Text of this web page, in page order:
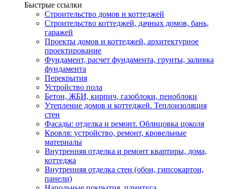
Быстрые ссылки
Строительство домов и коттеджей
Строительство коттеджей, дачных домов, бань,
гаражей
Проекты домов и коттеджей, архитектурное
проектирование
Фундамент, расчет фундамента, грунты, заливка
фундамента
Перекрытия
Устройство пола
Бетон, ЖБИ, кирпич, газоблоки, пеноблоки
Утепление домов и коттеджей. Теплоизоляция
стен
Фасады: отделка и ремонт. Облицовка цоколя
Кровля: устройство, ремонт, кровельные
материалы
Внутренняя отделка и ремонт квартиры, дома,
коттеджа
Внутренняя отделка стен (обои, гипсокартон,
панели)